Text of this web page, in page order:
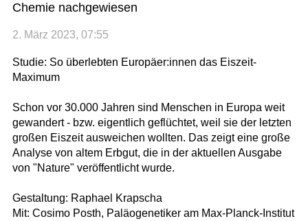
Chemie nachgewiesen
2. März 2023, 07:55
Studie: So überlebten Europäer:innen das Eiszeit-
Maximum
Schon vor 30.000 Jahren sind Menschen in Europa weit
gewandert - bzw. eigentlich geflüchtet, weil sie der letzten
großen Eiszeit ausweichen wollten. Das zeigt eine große
Analyse von altem Erbgut, die in der aktuellen Ausgabe
von "Nature" veröffentlicht wurde.
Gestaltung: Raphael Krapscha
Mit: Cosimo Posth, Paläogenetiker am Max-Planck-Institut